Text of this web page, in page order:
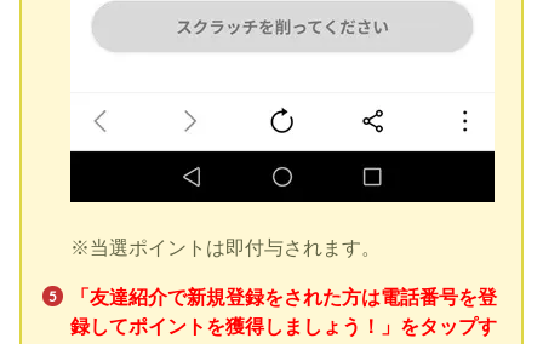
※当選ポイントは即付与されます。
「友達紹介で新規登録をされた方は電話番号を登
録してポイントを獲得しましょう！」をタップす